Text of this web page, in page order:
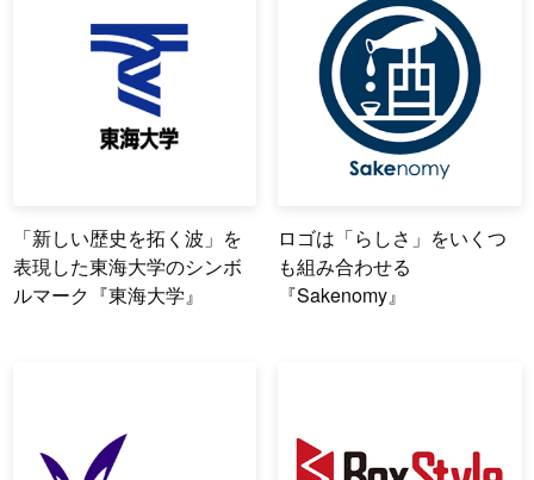
「新しい歴史を拓く波」を
表現した東海大学のシンボ
ルマーク『東海大学』
ロゴは「らしさ」をいくつ
も組み合わせる
『Sakenomy』